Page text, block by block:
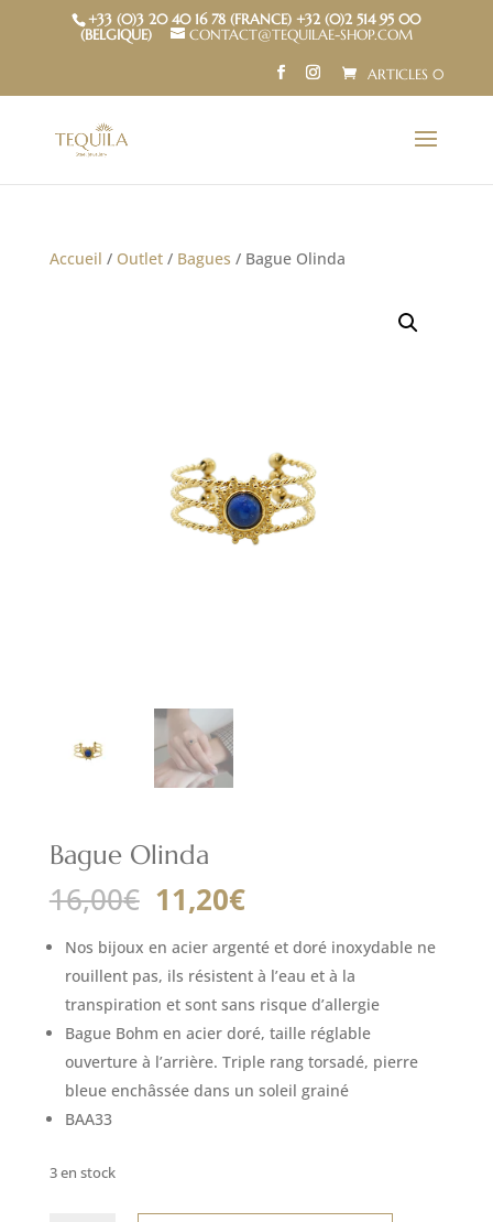
+33 (0)3 20 40 16 78 (FRANCE) +32 (0)2 514 95 00
(BELGIQUE)
CONTACT@TEQUILAE-SHOP.COM
ARTICLES 0
Accueil / Outlet/ Bagues / Bague Olinda
Bague Olinda
16,00€ Le
prix
initial
était :
16,00€.
11,20€Le
actuel
est :
11,20€.
Nos bijoux en acier argenté et doré inoxydable ne
rouillent pas, ils résistent à l’eau et à la
transpiration et sont sans risque d’allergie
Bague Bohm en acier doré, taille réglable
ouverture à l’arrière. Triple rang torsadé, pierre
bleue enchâssée dans un soleil grainé
BAA33
3 en stock